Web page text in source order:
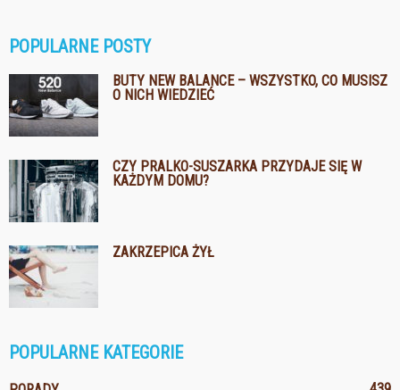
POPULARNE POSTY
BUTY NEW BALANCE – WSZYSTKO, CO MUSISZ
O NICH WIEDZIEĆ
CZY PRALKO-SUSZARKA PRZYDAJE SIĘ W
KAŻDYM DOMU?
ZAKRZEPICA ŻYŁ
POPULARNE KATEGORIE